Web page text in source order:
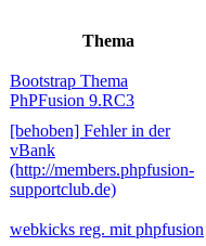
Thema
Bootstrap Thema
PhPFusion 9.RC3
[behoben] Fehler in der
vBank
(http://members.phpfusion-
supportclub.de)
webkicks reg. mit phpfusion